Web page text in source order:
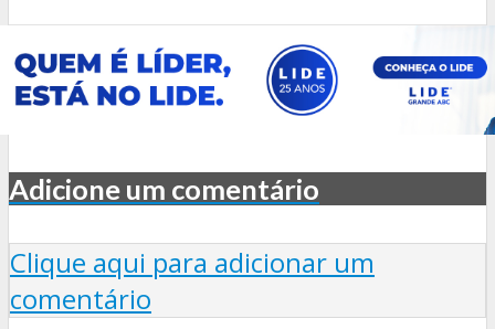
Adicione um comentário
Clique aqui para adicionar um
comentário